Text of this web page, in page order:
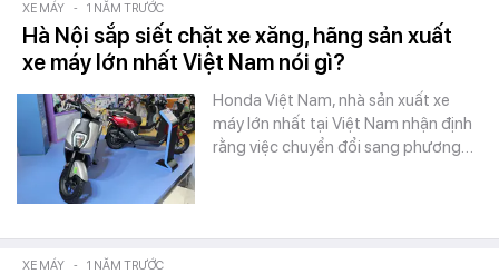
XE MÁY - 1 NĂM TRƯỚC
Hà Nội sắp siết chặt xe xăng, hãng sản xuất
xe máy lớn nhất Việt Nam nói gì?
Honda Việt Nam, nhà sản xuất xe
máy lớn nhất tại Việt Nam nhận định
rằng việc chuyển đổi sang phương…
XE MÁY - 1 NĂM TRƯỚC